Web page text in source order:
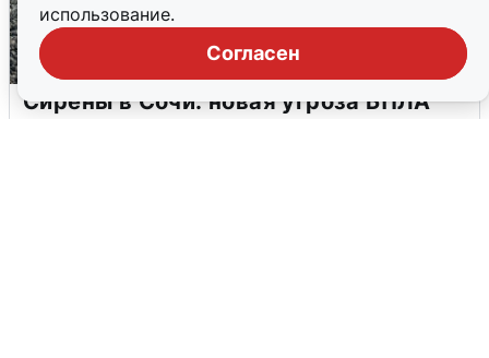
использование.
Согласен
Сирены в Сочи: новая угроза БПЛА